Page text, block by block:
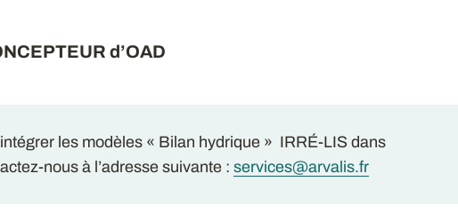
d’OAD
les modèles « Bilan hydrique » IRRÉ-LIS dans
nous à l’adresse suivante : services@arvalis.fr